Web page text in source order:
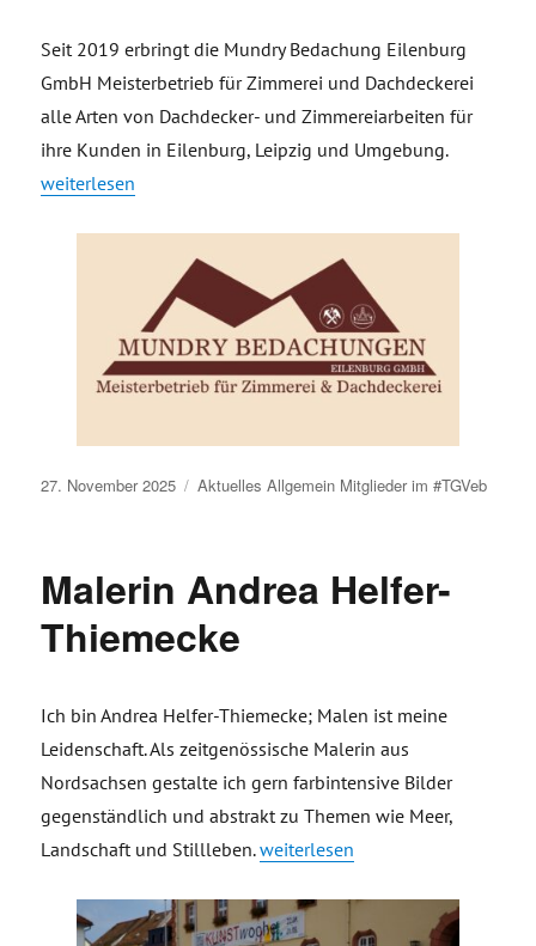
Seit 2019 erbringt die Mundry Bedachung Eilenburg
GmbH Meisterbetrieb für Zimmerei und Dachdeckerei
alle Arten von Dachdecker- und Zimmereiarbeiten für
ihre Kunden in Eilenburg, Leipzig und Umgebung.
„Mundry Bedachung Eilenburg GmbH – Meisterbetrieb für
weiterlesen
Veröffentlicht
27. November 2025 Aktuelles Allgemein Mitglieder im #TGVeb
Malerin Andrea Helfer-
Thiemecke
Ich bin Andrea Helfer-Thiemecke; Malen ist meine
Leidenschaft. Als zeitgenössische Malerin aus
Nordsachsen gestalte ich gern farbintensive Bilder
gegenständlich und abstrakt zu Themen wie Meer,
Landschaft und Stillleben.„Malerin Andrea Helfer-
weiterlesen